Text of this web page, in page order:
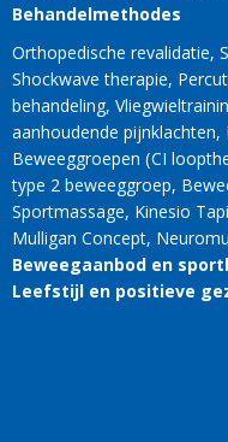
Behandelmethodes
Orthopedische revalidatie
Shockwave therapie
behandeling
aanhoudende pijnklachten
Beweeggroepen CI
type 2 beweeggroep
Sportmassage Kinesio
Mulligan Concept
Beweegaanbod en
Leefstijl en positieve